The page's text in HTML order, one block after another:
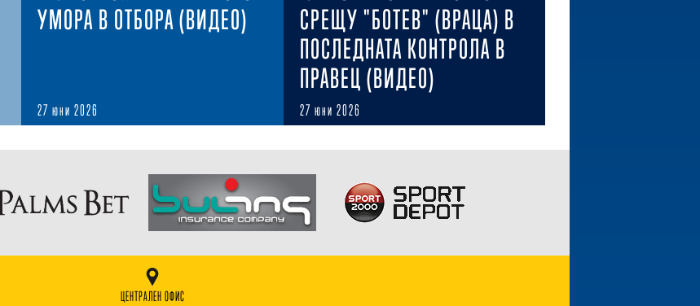
УМОРА В ОТБОРА (ВИДЕО)
27 юни 2026
СРЕЩУ "БОТЕВ" (ВРАЦА) В
ПОСЛЕДНАТА КОНТРОЛА В
ПРАВЕЦ (ВИДЕО)
27 юни 2026
ЦЕНТРАЛЕН ОФИС